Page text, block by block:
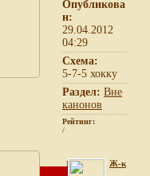
Опубликова
н:
29.04.2012
04:29
Схема:
5-7-5 хокку
Раздел: Вне
канонов
Рейтинг:
/
Ж-к